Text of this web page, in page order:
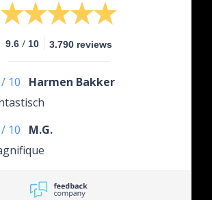
9.6 / 10 3.790 reviews
/ 10
Harmen Bakker
/ 10
M.G.